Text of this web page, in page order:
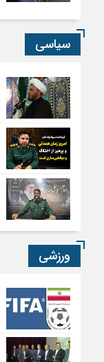
سیاسی
ورزشی